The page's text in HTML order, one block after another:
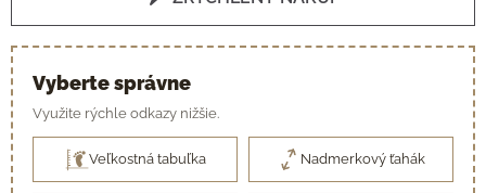
Vyberte správne
Využite rýchle odkazy nižšie.
Veľkostná tabuľka Nadmerkový ťahák